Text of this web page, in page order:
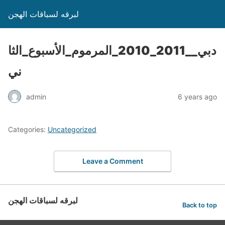
لبرقه لسباقات الهجن
دبي__2011_2010_المرموم_الأسبوع_الثا
ني
admin 6 years ago
Categories: Uncategorized
Leave a Comment
لبرقه لسباقات الهجن Back to top